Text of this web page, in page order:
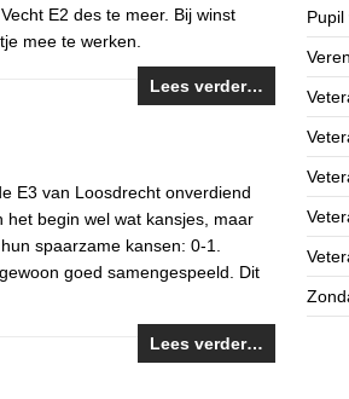
E2 des te meer. Bij winst
mee te werken.
Lees verder…
E3 van Loosdrecht onverdiend
begin wel wat kansjes, maar
spaarzame kansen: 0-1.
goed samengespeeld. Dit
Lees verder…